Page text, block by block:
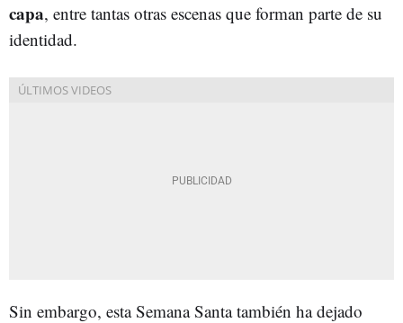
capa, entre tantas otras escenas que forman parte de su
identidad.
Sin embargo, esta Semana Santa también ha dejado